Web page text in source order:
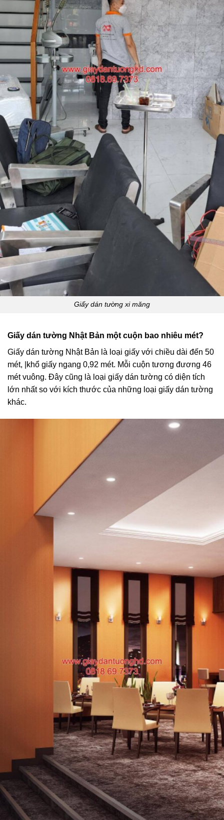
Giấy dán tường xi măng
Giấy dán tường Nhật Bản một cuộn bao nhiêu mét?
Giấy dán tường Nhật Bản là loại giấy với chiều dài đến 50
mét, |khổ giấy ngang 0,92 mét. Mỗi cuộn tương đương 46
mét vuông. Đây cũng là loại giấy dán tường có diện tích
lớn nhất so với kích thước của những loại giấy dán tường
khác.